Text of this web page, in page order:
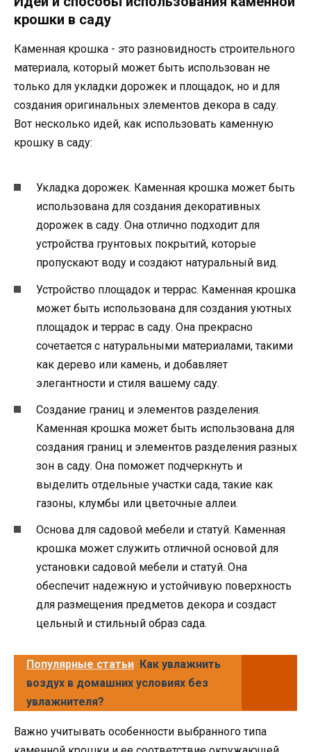
крошки в саду
Каменная крошка - это разновидность строительного
материала, который может быть использован не
только для укладки дорожек и площадок, но и для
создания оригинальных элементов декора в саду.
Вот несколько идей, как использовать каменную
крошку в саду:
Укладка дорожек. Каменная крошка может быть
использована для создания декоративных
дорожек в саду. Она отлично подходит для
устройства грунтовых покрытий, которые
пропускают воду и создают натуральный вид.
Устройство площадок и террас. Каменная крошка
может быть использована для создания уютных
площадок и террас в саду. Она прекрасно
сочетается с натуральными материалами, такими
как дерево или камень, и добавляет
элегантности и стиля вашему саду.
Создание границ и элементов разделения.
Каменная крошка может быть использована для
создания границ и элементов разделения разных
зон в саду. Она поможет подчеркнуть и
выделить отдельные участки сада, такие как
газоны, клумбы или цветочные аллеи.
Основа для садовой мебели и статуй. Каменная
крошка может служить отличной основой для
установки садовой мебели и статуй. Она
обеспечит надежную и устойчивую поверхность
для размещения предметов декора и создаст
цельный и стильный образ сада.
Популярные статьи Как увлажнить
воздух в домашних условиях без
увлажнителя?
Важно учитывать особенности выбранного типа